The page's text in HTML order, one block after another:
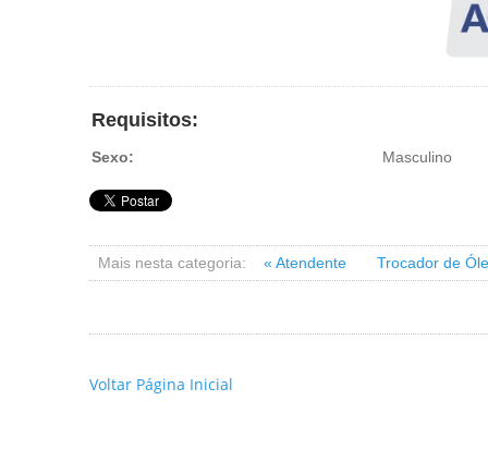
Requisitos:
Sexo: Masculino
Mais nesta categoria: « Atendente Trocador de
Voltar Página Inicial